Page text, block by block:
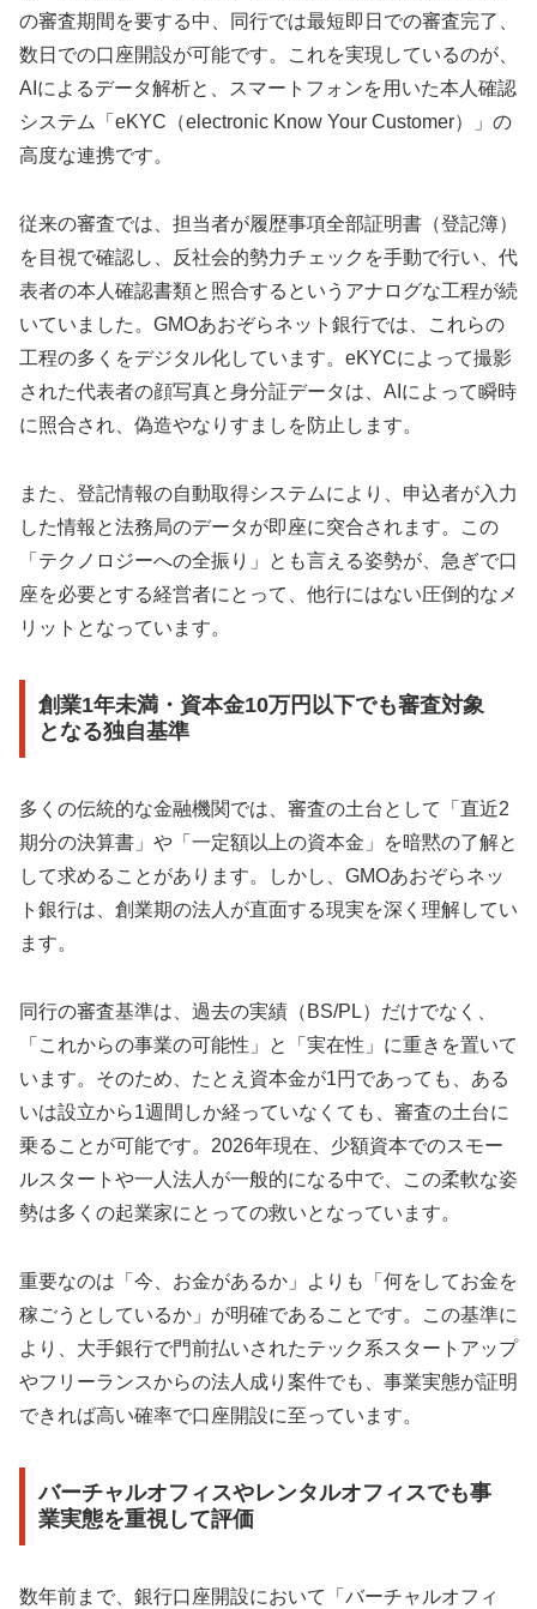
の審査期間を要する中、同行では最短即日での審査完了、
数日での口座開設が可能です。これを実現しているのが、
AIによるデータ解析と、スマートフォンを用いた本人確認
システム「eKYC（electronic Know Your Customer）」の
高度な連携です。
従来の審査では、担当者が履歴事項全部証明書（登記簿）
を目視で確認し、反社会的勢力チェックを手動で行い、代
表者の本人確認書類と照合するというアナログな工程が続
いていました。GMOあおぞらネット銀行では、これらの
工程の多くをデジタル化しています。eKYCによって撮影
された代表者の顔写真と身分証データは、AIによって瞬時
に照合され、偽造やなりすましを防止します。
また、登記情報の自動取得システムにより、申込者が入力
した情報と法務局のデータが即座に突合されます。この
「テクノロジーへの全振り」とも言える姿勢が、急ぎで口
座を必要とする経営者にとって、他行にはない圧倒的なメ
リットとなっています。
創業1年未満・資本金10万円以下でも審査対象
となる独自基準
多くの伝統的な金融機関では、審査の土台として「直近2
期分の決算書」や「一定額以上の資本金」を暗黙の了解と
して求めることがあります。しかし、GMOあおぞらネッ
ト銀行は、創業期の法人が直面する現実を深く理解してい
ます。
同行の審査基準は、過去の実績（BS/PL）だけでなく、
「これからの事業の可能性」と「実在性」に重きを置いて
います。そのため、たとえ資本金が1円であっても、ある
いは設立から1週間しか経っていなくても、審査の土台に
乗ることが可能です。2026年現在、少額資本でのスモー
ルスタートや一人法人が一般的になる中で、この柔軟な姿
勢は多くの起業家にとっての救いとなっています。
重要なのは「今、お金があるか」よりも「何をしてお金を
稼ごうとしているか」が明確であることです。この基準に
より、大手銀行で門前払いされたテック系スタートアップ
やフリーランスからの法人成り案件でも、事業実態が証明
できれば高い確率で口座開設に至っています。
バーチャルオフィスやレンタルオフィスでも事
業実態を重視して評価
数年前まで、銀行口座開設において「バーチャルオフィ